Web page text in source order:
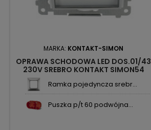
MARKA: KONTAKT-SIMON
OPRAWA SCHODOWA LED DOS.01/43
230V SREBRO KONTAKT SIMON54
Ramka pojedyncza srebr...
Puszka p/t 60 podwójna...